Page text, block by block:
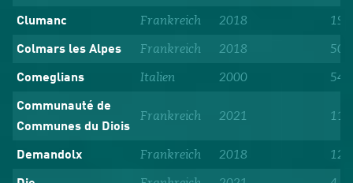
Clumanc Frankreich 2018 198
Colmars les Alpes Frankreich 2018 503
Comeglians Italien 2000 540
Communauté de
Communes du Diois
Frankreich 2021
Demandolx Frankreich 2018 126